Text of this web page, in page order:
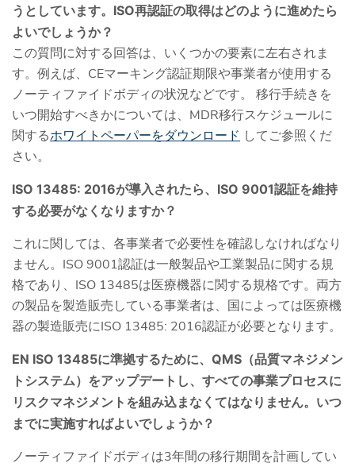
うとしています。ISO再認証の取得はどのように進めたら
よいでしょうか？
この質問に対する回答は、いくつかの要素に左右されま
す。例えば、CEマーキング認証期限や事業者が使用する
ノーティファイドボディの状況などです。 移行手続きを
いつ開始すべきかについては、MDR移行スケジュールに
関するホワイトペーパーをダウンロード してご参照くだ
さい。
ISO 13485: 2016が導入されたら、ISO 9001認証を維持
する必要がなくなりますか？
これに関しては、各事業者で必要性を確認しなければなり
ません。ISO 9001認証は一般製品や工業製品に関する規
格であり、ISO 13485は医療機器に関する規格です。両方
の製品を製造販売している事業者は、国によっては医療機
器の製造販売にISO 13485: 2016認証が必要となります。
EN ISO 13485に準拠するために、QMS（品質マネジメン
トシステム）をアップデートし、すべての事業プロセスに
リスクマネジメントを組み込まなくてはなりません。いつ
までに実施すればよいでしょうか？
ノーティファイドボディは3年間の移行期間を計画してい